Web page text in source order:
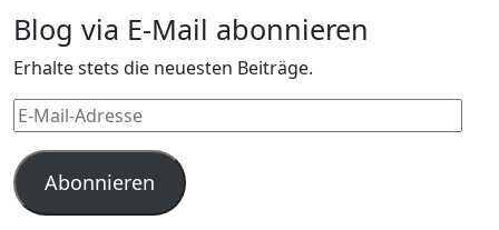
Blog via E-Mail abonnieren
Erhalte stets die neuesten Beiträge.
E-
Mail-
Adresse
Abonnieren